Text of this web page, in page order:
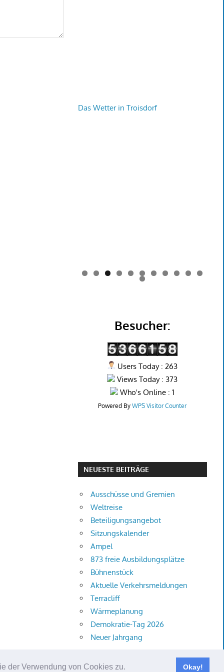
der Verwendung von Cookies zu. Okay!
Das Wetter in Troisdorf
0 1
2
Besucher:
Users Today : 263
Views Today : 373
Who's Online : 1
Powered ByWPS Visitor Counter
NEUESTE BEITRÄGE
Ausschüsse und Gremien
Weltreise
Beteiligungsangebot
Sitzungskalender
Ampel
873 freie Ausbildungsplätze
Bühnenstück
Aktuelle Verkehrsmeldungen
Terracliff
Wärmeplanung
Demokratie-Tag 2026
Neuer Jahrgang